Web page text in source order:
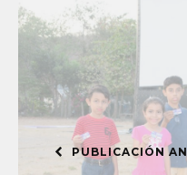
PUBLICACIÓN